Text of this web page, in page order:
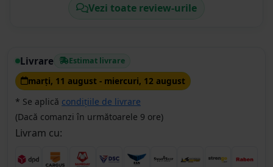
Vezi toate review-urile
Livrare Estimat livrare
marţi, 11 august - miercuri, 12 august
* Se aplică condițiile de livrare
(Dacă comanzi în următoarele 9 ore)
Livram cu: